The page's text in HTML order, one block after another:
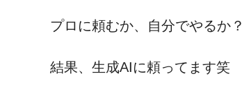
プロに頼むか、自分でやるか？
結果、生成AIに頼ってます笑